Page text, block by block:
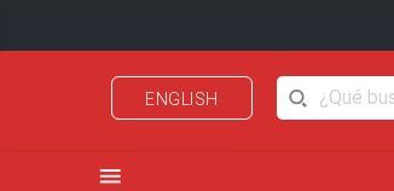
ENGLISH
menu